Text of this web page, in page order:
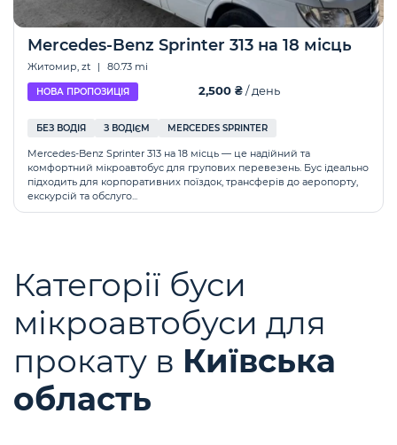
Mercedes-Benz Sprinter 313 на 18 місць
Житомир, zt | 80.73 mi
НОВА ПРОПОЗИЦІЯ 2,500 ₴/ день
БЕЗ ВОДІЯ З ВОДІЄМ MERCEDES SPRINTER
Mercedes-Benz Sprinter 313 на 18 місць — це надійний та
комфортний мікроавтобус для групових перевезень. Бус ідеально
підходить для корпоративних поїздок, трансферів до аеропорту,
екскурсій та обслуго...
Категорії буси
мікроавтобуси для
прокату в Київська
область